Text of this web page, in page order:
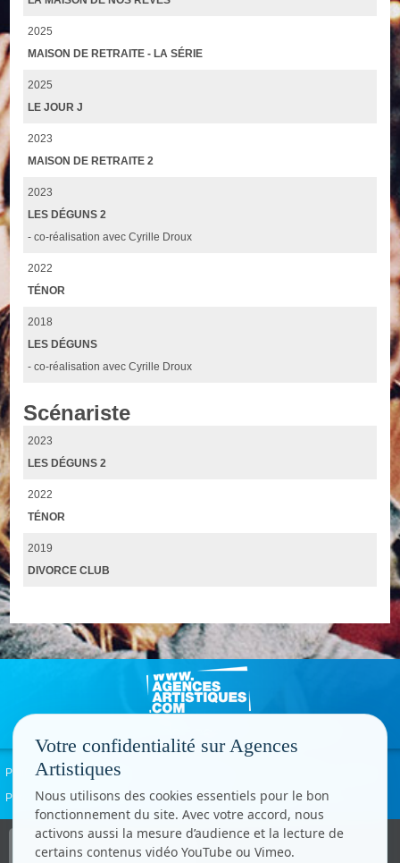
2025
MAISON DE RETRAITE - LA SÉRIE
2025
LE JOUR J
2023
MAISON DE RETRAITE 2
2023
LES DÉGUNS 2
- co-réalisation avec Cyrille Droux
2022
TÉNOR
2018
LES DÉGUNS
- co-réalisation avec Cyrille Droux
Scénariste
2023
LES DÉGUNS 2
2022
TÉNOR
2019
DIVORCE CLUB
Politique de confidentialité
Paramètres cookies
Copyright © CC.Comunication
Tous droits réservés
Votre confidentialité sur Agences
Artistiques
Nous utilisons des cookies essentiels pour le bon
fonctionnement du site. Avec votre accord, nous
activons aussi la mesure d’audience et la lecture de
certains contenus vidéo YouTube ou Vimeo.